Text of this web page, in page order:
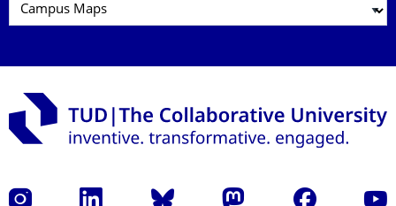
Instagram LinkedIn Bluesky Mastodon Facebook